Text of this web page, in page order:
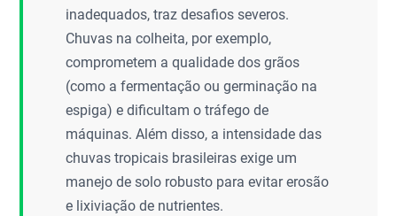
inadequados, traz desafios severos.
Chuvas na colheita, por exemplo,
comprometem a qualidade dos grãos
(como a fermentação ou germinação na
espiga) e dificultam o tráfego de
máquinas. Além disso, a intensidade das
chuvas tropicais brasileiras exige um
manejo de solo robusto para evitar erosão
e lixiviação de nutrientes.